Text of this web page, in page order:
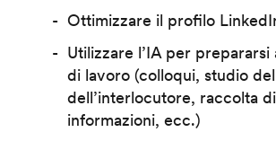
Ottimizzare il profilo
Utilizzare l’IA per prepararsi
di lavoro (colloqui, studio
dell’interlocutore, raccolta di
informazioni, ecc.)